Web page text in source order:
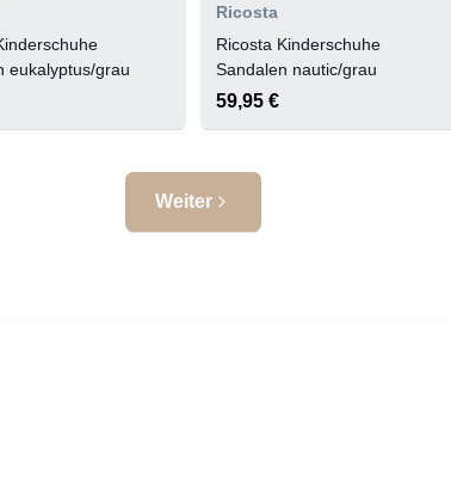
eukalyptus/grau
Ricosta
Ricosta Kinderschuhe
Sandalen nautic/grau
59,95 €
Weiter